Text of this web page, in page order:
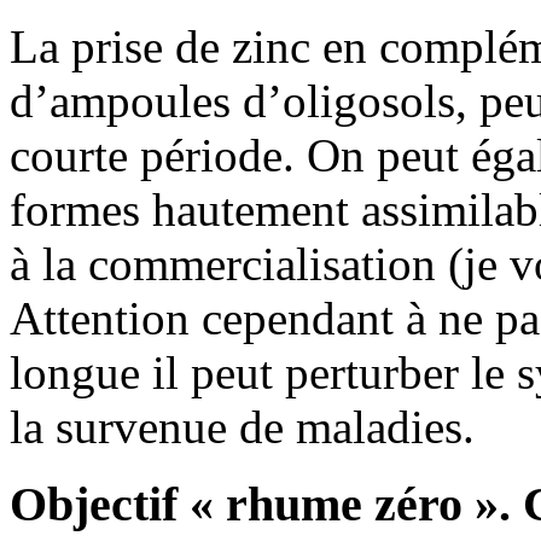
La prise de zinc en
d’ampoules d’oligosols,
courte période. On peut
formes hautement
à la commercialisation (je
Attention cependant à ne
longue il peut perturber le
la survenue de maladies.
Objectif « rhume zéro ».